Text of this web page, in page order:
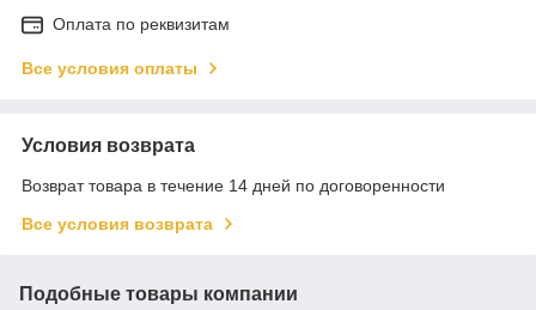
Оплата по реквизитам
Все условия оплаты
Условия возврата
Возврат товара в течение 14 дней по договоренности
Все условия возврата
Подобные товары компании